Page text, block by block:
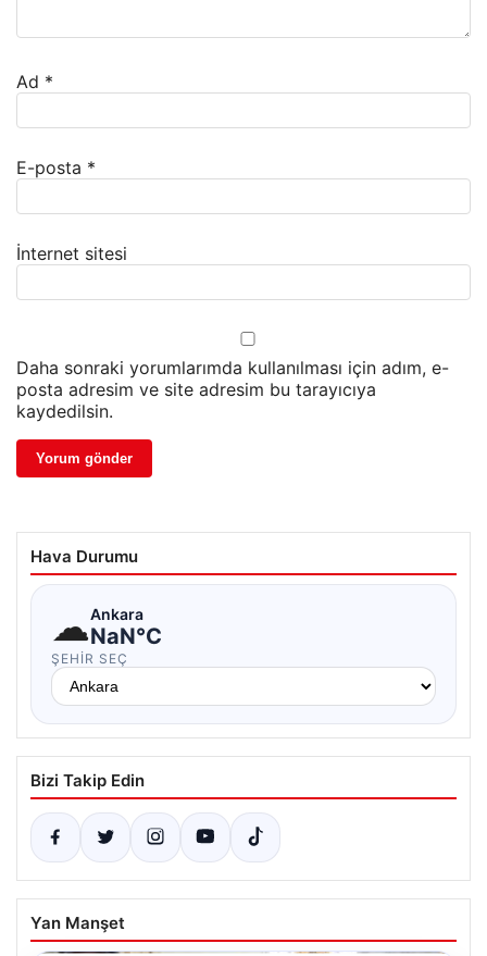
Ad *
E-posta *
İnternet sitesi
Daha sonraki yorumlarımda kullanılması için adım, e-
posta adresim ve site adresim bu tarayıcıya
kaydedilsin.
Hava Durumu
☁Ankara
NaN°C
ŞEHIR SEÇ
Bizi Takip Edin
Yan Manşet